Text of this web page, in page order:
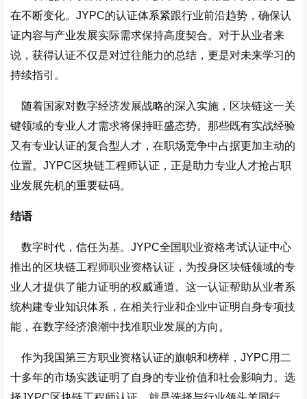
在不断变化。JYPC的认证体系紧跟行业前沿趋势，确保认
证内容与产业发展实际需求保持高度契合。对于从业者来
说，获得认证不仅是对过往能力的总结，更是对未来学习的
持续指引。
随着国家对数字经济发展战略的深入实施，区块链这一关
键领域的专业人才需求将保持旺盛态势。那些既有实战经验
又有专业认证的复合型人才，在职场竞争中占据更加主动的
位置。JYPC区块链工程师认证，正是助力专业人才抢占职
业发展先机的重要砝码。
结语
数字时代，信任为基。JYPC全国职业资格考试认证中心
推出的区块链工程师职业资格认证，为投身区块链领域的专
业人才提供了能力证明的权威通道。这一认证帮助从业者系
统构建专业知识体系，在相关行业和企业中证明自身专项技
能，在数字经济浪潮中找准职业发展的方向。
作为我国第三方职业资格认证的旗帜和榜样，JYPC用二
十多年的市场实践证明了自身的专业价值和社会影响力 。选